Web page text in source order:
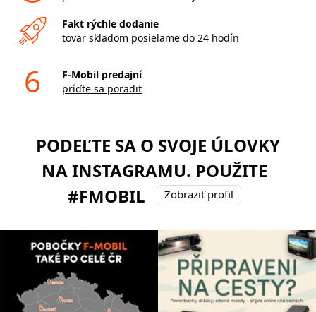
Fakt rýchle dodanie
tovar skladom posielame do 24 hodín
6
F-Mobil predajní
príďte sa poradiť
PODEĽTE SA O SVOJE ÚLOVKY
NA INSTAGRAMU. POUŽITE
#FMOBIL
Zobraziť profil